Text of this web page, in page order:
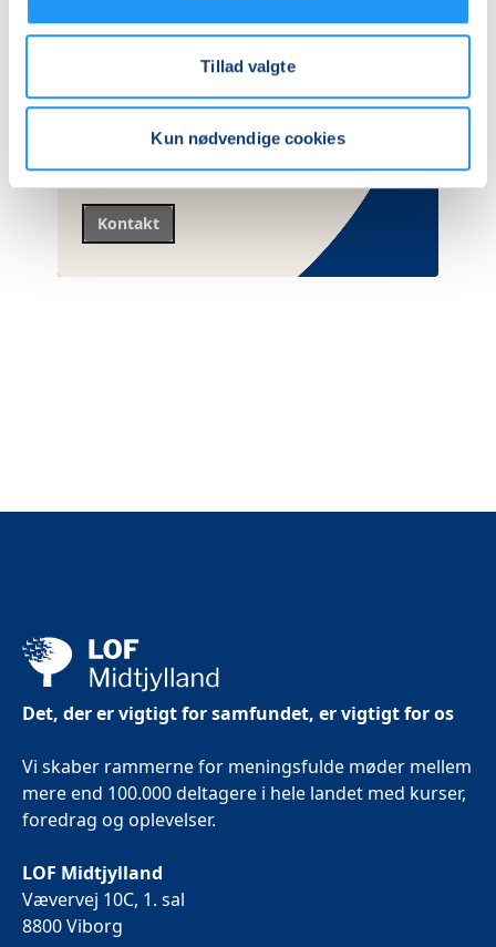
Tillad valgte
Kun nødvendige cookies
opkvalificering af dine
medarbejderes kompetencer, så
kontakt os endelig,
som passer til
netop dine medarbejdere.
Kontakt
Det, der er vigtigt for samfundet, er vigtigt for os
Vi skaber rammerne for meningsfulde møder mellem
mere end 100.000 deltagere i hele landet med kurser,
foredrag og oplevelser.
LOF Midtjylland
Vævervej 10C, 1. sal
8800 Viborg